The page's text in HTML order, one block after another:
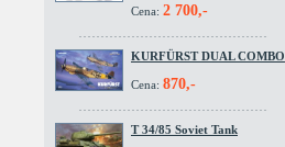
Cena: 2 700,-
KURFÜRST DUAL COMBO
Cena: 870,-
T 34/85 Soviet Tank